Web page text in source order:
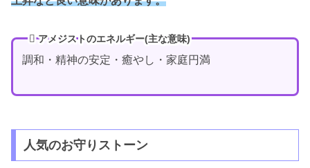
アメジストのエネルギー(主な意味)
調和・精神の安定・癒やし・家庭円満
人気のお守りストーン